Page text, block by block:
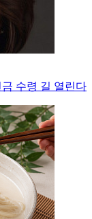
수령 길 열린다